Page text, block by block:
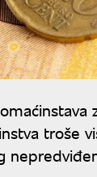
troše